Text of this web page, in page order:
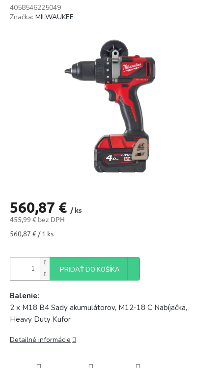
4058546225049
Značka: MILWAUKEE
560,87 € / ks
455,99 € bez DPH
Jednotková
560,87 € / 1 ks
PRIDAŤ DO KOŠÍKA
Balenie:
2 x M18 B4 Sady akumulátorov, M12-18 C Nabíjačka,
Heavy Duty Kufor
Detailné informácie